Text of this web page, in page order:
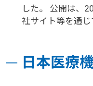
した。 公開は、
社サイト等を通じ
日本医療